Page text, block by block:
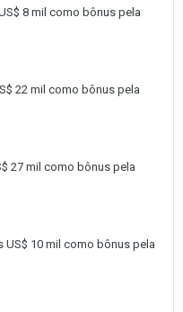
8 mil como bônus pela
22 mil como bônus pela
27 mil como bônus pela
US$ 10 mil como bônus pela